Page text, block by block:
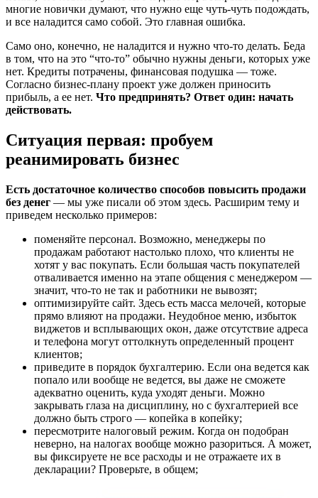
многие новички думают, что нужно еще чуть-чуть подождать,
и все наладится само собой. Это главная ошибка.
Само оно, конечно, не наладится и нужно что-то делать. Беда
в том, что на это “что-то” обычно нужны деньги, которых уже
нет. Кредиты потрачены, финансовая подушка — тоже.
Согласно бизнес-плану проект уже должен приносить
прибыль, а ее нет. Что предпринять? Ответ один: начать
действовать.
Ситуация первая: пробуем
реанимировать бизнес
Есть достаточное количество способов повысить продажи
без денег — мы уже писали об этом здесь. Расширим тему и
приведем несколько примеров:
поменяйте персонал. Возможно, менеджеры по
продажам работают настолько плохо, что клиенты не
хотят у вас покупать. Если большая часть покупателей
отваливается именно на этапе общения с менеджером —
значит, что-то не так и работники не вывозят;
оптимизируйте сайт. Здесь есть масса мелочей, которые
прямо влияют на продажи. Неудобное меню, избыток
виджетов и всплывающих окон, даже отсутствие адреса
и телефона могут оттолкнуть определенный процент
клиентов;
приведите в порядок бухгалтерию. Если она ведется как
попало или вообще не ведется, вы даже не сможете
адекватно оценить, куда уходят деньги. Можно
закрывать глаза на дисциплину, но с бухгалтерией все
должно быть строго — копейка в копейку;
пересмотрите налоговый режим. Когда он подобран
неверно, на налогах вообще можно разориться. А может,
вы фиксируете не все расходы и не отражаете их в
декларации? Проверьте, в общем;